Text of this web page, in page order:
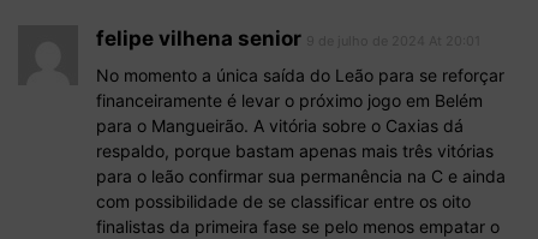
felipe vilhena senior
No momento a única saída do Leão para se reforçar
financeiramente é levar o próximo jogo em Belém
para o Mangueirão. A vitória sobre o Caxias dá
respaldo, porque bastam apenas mais três vitórias
para o leão confirmar sua permanência na C e ainda
com possibilidade de se classificar entre os oito
finalistas da primeira fase se pelo menos empatar o